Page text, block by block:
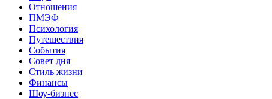
Отношения
ПМЭФ
Психология
Путешествия
События
Совет дня
Стиль жизни
Финансы
Шоу-бизнес